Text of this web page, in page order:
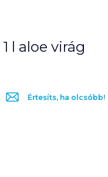
l aloe virág
Értesíts, ha olcsóbb!